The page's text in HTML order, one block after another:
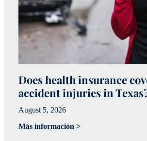
Does health insurance
accident injuries in
August 5, 2026
Más información >